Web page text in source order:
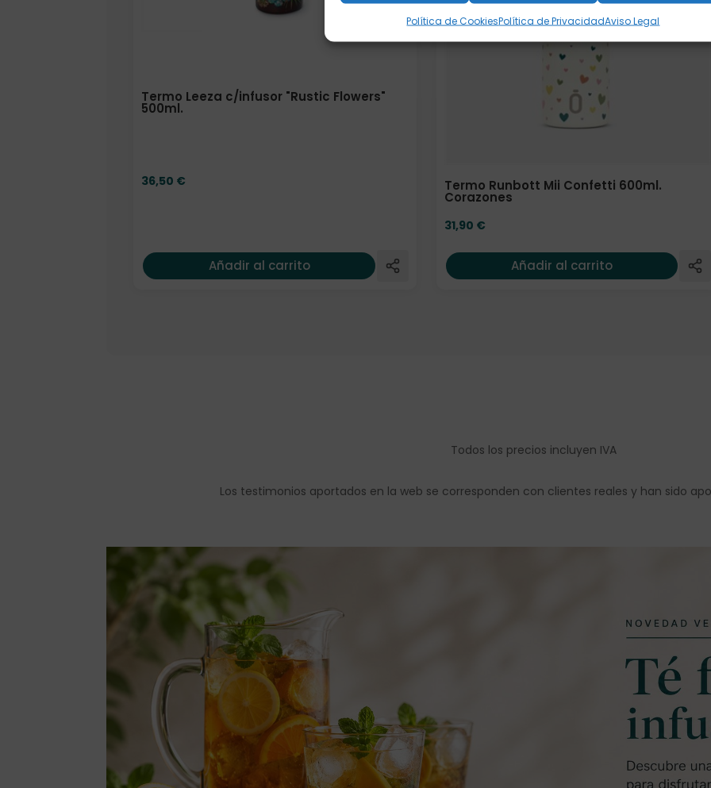
Política de CookiesPolítica de PrivacidadAviso Legal
Termo Leeza c/infusor "Rustic Flowers"
500ml.
36,50 €
Añadir al carrito
Termo Runbott Mii Confetti 600ml.
Corazones
31,90 €
Añadir al carrito
Todos los precios incluyen IVA
Los testimonios aportados en la web se corresponden con clientes reales y han sido